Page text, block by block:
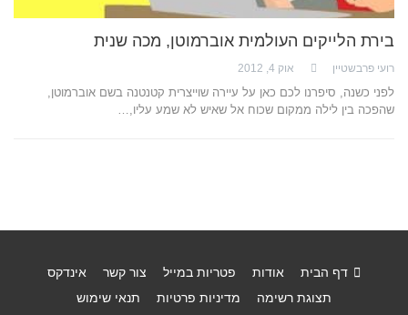
בירת הלייקים העולמית אוברמוטן, מכה שנית
רועי פרבשטיין אוק 4, 2012
לפני כשנה, סיפרנו לכם כאן על עיירה שוייצרית קטנטנה בשם אוברמוטן,
שהפכה בין לילה ממקום שכוח אל שאיש לא שמע עליו,…
דף הבית אודות פטריות במייל צור קשר
אינדקס
תצוגת רשימה
מדיניות פרטיות
תנאי שימוש